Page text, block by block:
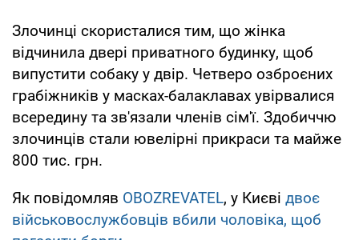
Злочинці скористалися тим, що жінка
відчинила двері приватного будинку, щоб
випустити собаку у двір. Четверо озброєних
грабіжників у масках-балаклавах увірвалися
всередину та зв'язали членів сім'ї. Здобиччю
злочинців стали ювелірні прикраси та майже
800 тис. грн.
Як повідомляв OBOZREVATEL, у Києві двоє
військовослужбовців вбили чоловіка, щоб